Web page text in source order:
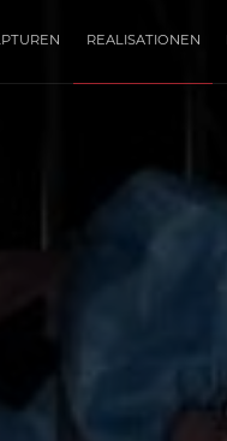
REALISATIONEN